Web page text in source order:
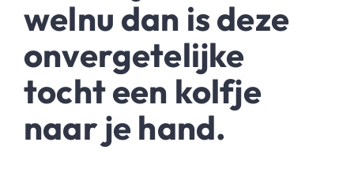
welnu dan is deze
onvergetelijke
tocht een kolfje
naar je hand.